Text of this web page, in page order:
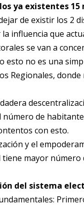
ya existentes 15
de existir los 2
influencia que
se van a
esto no es una
Regionales,
de
con esto.
y el
tiene mayor
del sistema